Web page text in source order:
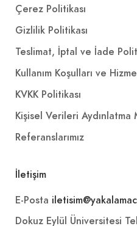
Çerez Politikası
Gizlilik Politikası
Teslimat, İptal ve İade
Kullanım Koşulları ve
KVKK Politikası
Kişisel Verileri Aydınlatma
Referanslarımız
İletişim
E-Posta
Dokuz Eylül Üniversitesi